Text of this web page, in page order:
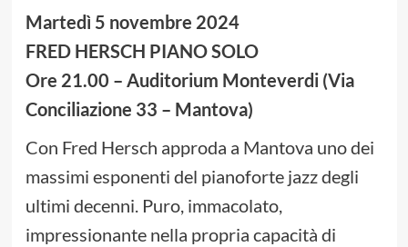
Martedì 5 novembre 2024
FRED HERSCH PIANO SOLO
Ore 21.00 – Auditorium Monteverdi (Via
Conciliazione 33 – Mantova)
Con Fred Hersch approda a Mantova uno dei
massimi esponenti del pianoforte jazz degli
ultimi decenni. Puro, immacolato,
impressionante nella propria capacità di